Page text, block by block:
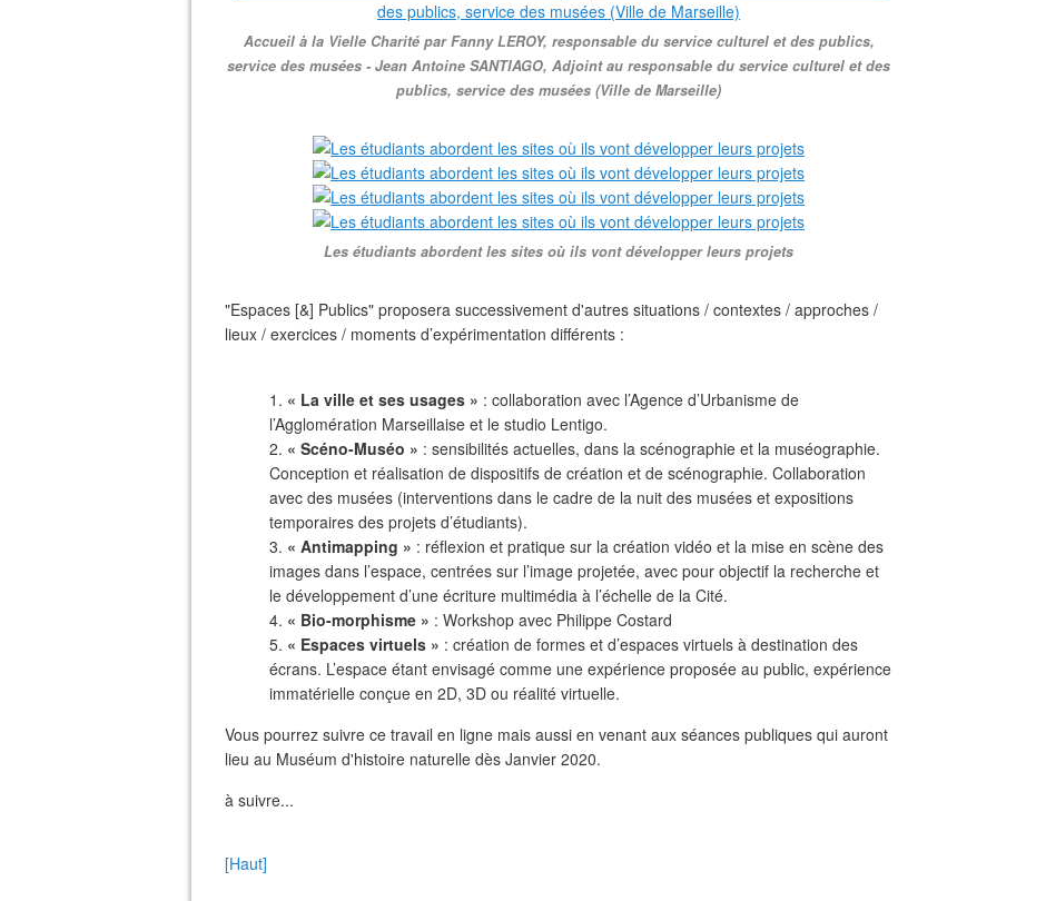
Accueil à la Vielle Charité par Fanny LEROY, responsable du service culturel et des publics,
service des musées - Jean Antoine SANTIAGO, Adjoint au responsable du service culturel et des
publics, service des musées (Ville de Marseille)
Les étudiants abordent les sites où ils vont développer leurs projets
"Espaces [&] Publics" proposera successivement d'autres situations / contextes / approches /
lieux / exercices / moments d’expérimentation différents :
1. « La ville et ses usages » : collaboration avec l’Agence d’Urbanisme de
l’Agglomération Marseillaise et le studio Lentigo.
2. « Scéno-Muséo » : sensibilités actuelles, dans la scénographie et la muséographie.
Conception et réalisation de dispositifs de création et de scénographie. Collaboration
avec des musées (interventions dans le cadre de la nuit des musées et expositions
temporaires des projets d’étudiants).
3. « Antimapping » : réflexion et pratique sur la création vidéo et la mise en scène des
images dans l’espace, centrées sur l’image projetée, avec pour objectif la recherche et
le développement d’une écriture multimédia à l’échelle de la Cité.
4. « Bio-morphisme » : Workshop avec Philippe Costard
5. « Espaces virtuels » : création de formes et d’espaces virtuels à destination des
écrans. L’espace étant envisagé comme une expérience proposée au public, expérience
immatérielle conçue en 2D, 3D ou réalité virtuelle.
Vous pourrez suivre ce travail en ligne mais aussi en venant aux séances publiques qui auront
lieu au Muséum d'histoire naturelle dès Janvier 2020.
à suivre...
[Haut]